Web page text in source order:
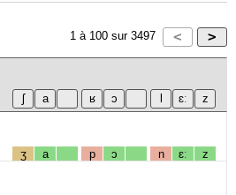
1 à 100 sur 3497
ʒ a p ɔ n ɛː z